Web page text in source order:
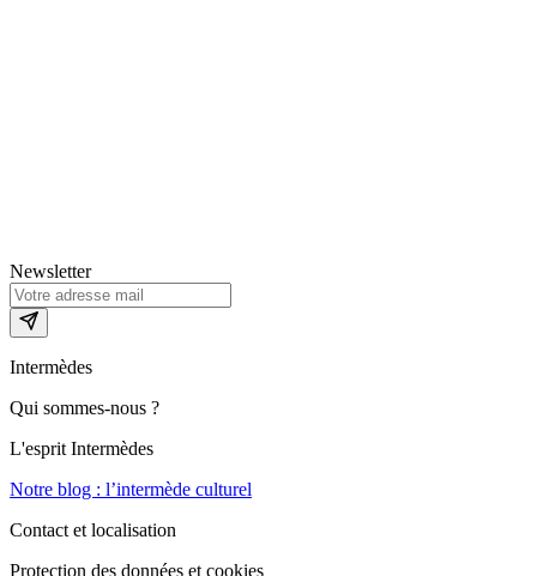
Newsletter
Intermèdes
Qui sommes-nous ?
L'esprit Intermèdes
Notre blog : l’intermède culturel
Contact et localisation
Protection des données et cookies